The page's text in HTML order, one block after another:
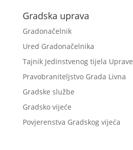
Gradska uprava
Gradonačelnik
Ured Gradonačelnika
Tajnik Jedinstvenog tijela Uprave
Pravobraniteljstvo Grada Livna
Gradske službe
Gradsko vijeće
Povjerenstva Gradskog vijeća